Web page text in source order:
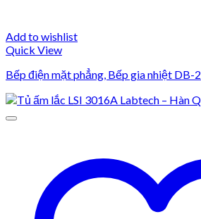
Add to wishlist
Quick View
Bếp điện mặt phẳng, Bếp gia nhiệt DB-2